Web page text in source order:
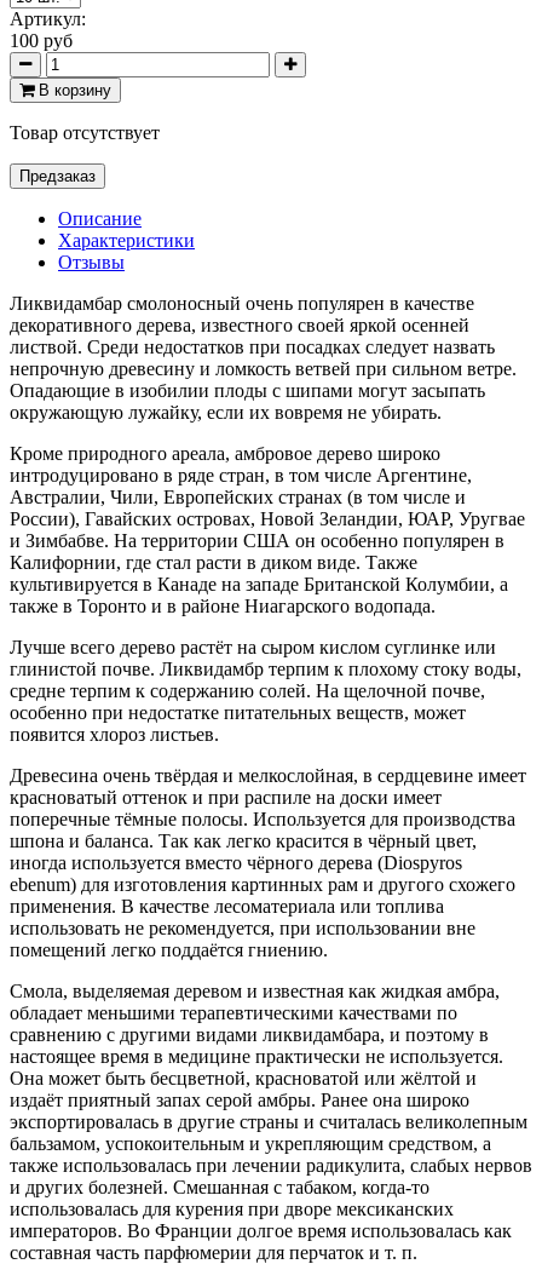
Артикул:
100 руб
В корзину
Товар отсутствует
Предзаказ
Описание
Характеристики
Отзывы
Ликвидамбар смолоносный очень популярен в качестве
декоративного дерева, известного своей яркой осенней
листвой. Среди недостатков при посадках следует назвать
непрочную древесину и ломкость ветвей при сильном ветре.
Опадающие в изобилии плоды с шипами могут засыпать
окружающую лужайку, если их вовремя не убирать.
Кроме природного ареала, амбровое дерево широко
интродуцировано в ряде стран, в том числе Аргентине,
Австралии, Чили, Европейских странах (в том числе и
России), Гавайских островах, Новой Зеландии, ЮАР, Уругвае
и Зимбабве. На территории США он особенно популярен в
Калифорнии, где стал расти в диком виде. Также
культивируется в Канаде на западе Британской Колумбии, а
также в Торонто и в районе Ниагарского водопада.
Лучше всего дерево растёт на сыром кислом суглинке или
глинистой почве. Ликвидамбр терпим к плохому стоку воды,
средне терпим к содержанию солей. На щелочной почве,
особенно при недостатке питательных веществ, может
появится хлороз листьев.
Древесина очень твёрдая и мелкослойная, в сердцевине имеет
красноватый оттенок и при распиле на доски имеет
поперечные тёмные полосы. Используется для производства
шпона и баланса. Так как легко красится в чёрный цвет,
иногда используется вместо чёрного дерева (Diospyros
ebenum) для изготовления картинных рам и другого схожего
применения. В качестве лесоматериала или топлива
использовать не рекомендуется, при использовании вне
помещений легко поддаётся гниению.
Смола, выделяемая деревом и известная как жидкая амбра,
обладает меньшими терапевтическими качествами по
сравнению с другими видами ликвидамбара, и поэтому в
настоящее время в медицине практически не используется.
Она может быть бесцветной, красноватой или жёлтой и
издаёт приятный запах серой амбры. Ранее она широко
экспортировалась в другие страны и считалась великолепным
бальзамом, успокоительным и укрепляющим средством, а
также использовалась при лечении радикулита, слабых нервов
и других болезней. Смешанная с табаком, когда-то
использовалась для курения при дворе мексиканских
императоров. Во Франции долгое время использовалась как
составная часть парфюмерии для перчаток и т. п.